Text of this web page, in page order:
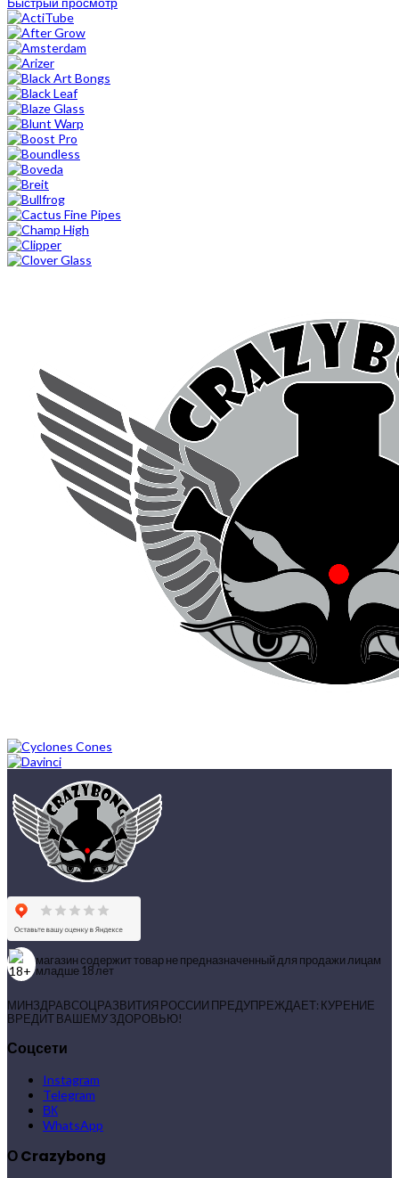
магазин содержит товар не предназначенный для продажи лицам
младше 18 лет
МИНЗДРАВСОЦРАЗВИТИЯ РОССИИ ПРЕДУПРЕЖДАЕТ: КУРЕНИЕ
ВРЕДИТ ВАШЕМУ ЗДОРОВЬЮ!
Соцсети
Instagram
Telegram
ВК
WhatsApp
О Crazybong